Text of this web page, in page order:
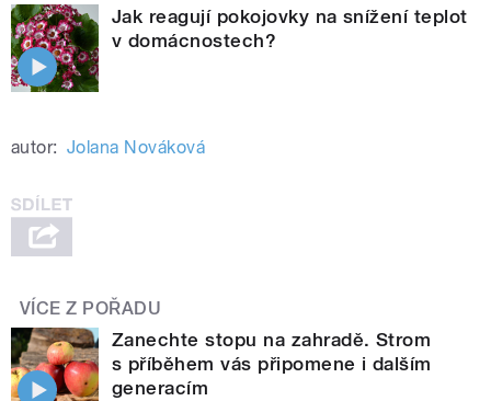
Jak reagují pokojovky na snížení teplot
v domácnostech?
autor: Jolana Nováková
VÍCE Z POŘADU
Zanechte stopu na zahradě. Strom
s příběhem vás připomene i dalším
generacím